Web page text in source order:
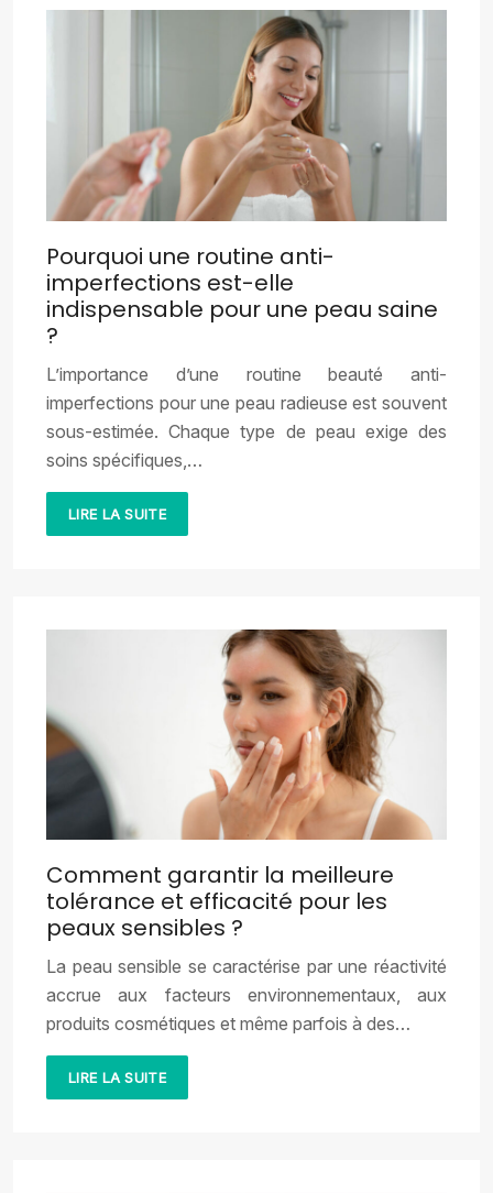
Pourquoi une routine anti-
imperfections est-elle
indispensable pour une peau saine
?
L’importance d’une routine beauté anti-
imperfections pour une peau radieuse est souvent
sous-estimée. Chaque type de peau exige des
soins spécifiques,…
LIRE LA SUITE
Comment garantir la meilleure
tolérance et efficacité pour les
peaux sensibles ?
La peau sensible se caractérise par une réactivité
accrue aux facteurs environnementaux, aux
produits cosmétiques et même parfois à des…
LIRE LA SUITE